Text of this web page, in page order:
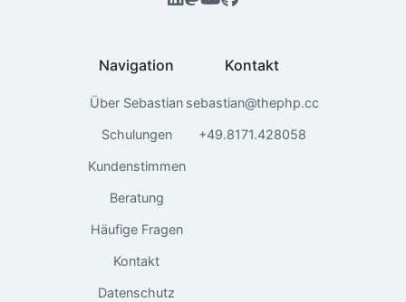
Navigation
Über Sebastian
Schulungen
Kundenstimmen
Beratung
Häufige Fragen
Kontakt
Datenschutz
Kontakt
sebastian@thephp.cc
+49.8171.428058